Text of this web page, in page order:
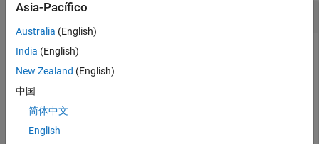
Guardar la figura actual en un archivo FIG
Cree una gráfica de superficie de la función
figura en el archivo
surf(peaks)
savefig(
Asia-Pacífico
Australia (English)
India (English)
New Zealand (English)
中国
简体中文
English